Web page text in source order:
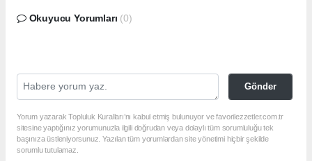
Okuyucu Yorumları (0)
Gönder
Yorum yazarak Topluluk Kuralları’nı kabul etmiş bulunuyor ve favorilezzetler.com.tr
sitesine yaptığınız yorumunuzla ilgili doğrudan veya dolaylı tüm sorumluluğu tek
başınıza üstleniyorsunuz. Yazılan tüm yorumlardan site yönetimi hiçbir şekilde
sorumlu tutulamaz.